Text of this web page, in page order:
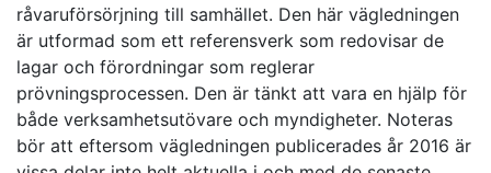
råvaruförsörjning till samhället. Den här vägledningen
är utformad som ett referensverk som redovisar de
lagar och förordningar som reglerar
prövningsprocessen. Den är tänkt att vara en hjälp för
både verksamhetsutövare och myndigheter. Noteras
bör att eftersom vägledningen publicerades år 2016 är